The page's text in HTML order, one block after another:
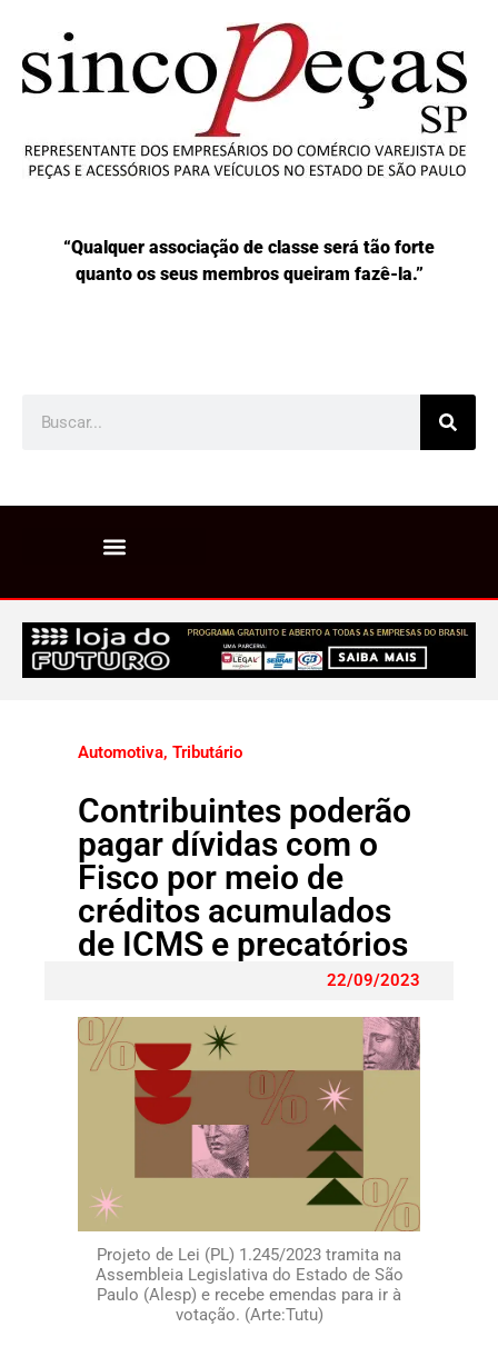
“Qualquer associação de classe será tão forte
quanto os seus membros queiram fazê-la.”
Automotiva, Tributário
Contribuintes poderão
pagar dívidas com o
Fisco por meio de
créditos acumulados
de ICMS e precatórios
22/09/2023
Projeto de Lei (PL) 1.245/2023 tramita na
Assembleia Legislativa do Estado de São
Paulo (Alesp) e recebe emendas para ir à
votação. (Arte:Tutu)